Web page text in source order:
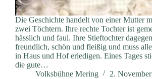
Die Geschichte handelt von einer Mutter
zwei Töchtern. Ihre rechte Tochter ist
hässlich und faul. Ihre Stieftochter dagegen
freundlich, schön und fleißig und muss
in Haus und Hof erledigen. Eines Tages
die gute…
Volksbühne Mering
2.